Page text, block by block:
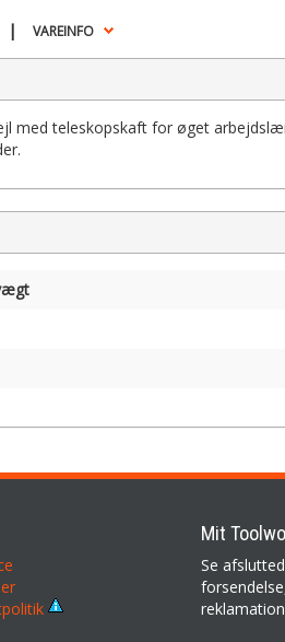
| VAREINFO
med teleskopskaft for øget
Mit
Se
reklamation